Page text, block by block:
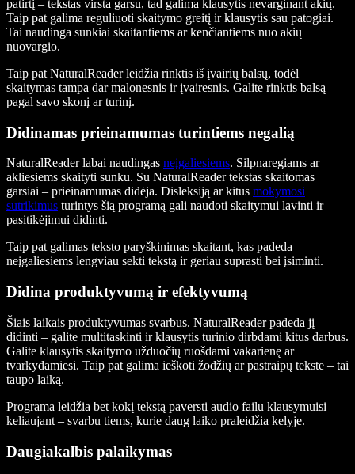
patirtį – tekstas virsta garsu, tad galima klausytis nevarginant akių.
Taip pat galima reguliuoti skaitymo greitį ir klausytis sau patogiai.
Tai naudinga sunkiai skaitantiems ar kenčiantiems nuo akių
nuovargio.
Taip pat NaturalReader leidžia rinktis iš įvairių balsų, todėl
skaitymas tampa dar malonesnis ir įvairesnis. Galite rinktis balsą
pagal savo skonį ar turinį.
Didinamas prieinamumas turintiems negalią
NaturalReader labai naudingas neįgaliesiems. Silpnaregiams ar
akliesiems skaityti sunku. Su NaturalReader tekstas skaitomas
garsiai – prieinamumas didėja. Disleksiją ar kitus mokymosi
sutrikimus turintys šią programą gali naudoti skaitymui lavinti ir
pasitikėjimui didinti.
Taip pat galimas teksto paryškinimas skaitant, kas padeda
neįgaliesiems lengviau sekti tekstą ir geriau suprasti bei įsiminti.
Didina produktyvumą ir efektyvumą
Šiais laikais produktyvumas svarbus. NaturalReader padeda jį
didinti – galite multitaskinti ir klausytis turinio dirbdami kitus darbus.
Galite klausytis skaitymo užduočių ruošdami vakarienę ar
tvarkydamiesi. Taip pat galima ieškoti žodžių ar pastraipų tekste – tai
taupo laiką.
Programa leidžia bet kokį tekstą paversti audio failu klausymuisi
keliaujant – svarbu tiems, kurie daug laiko praleidžia kelyje.
Daugiakalbis palaikymas